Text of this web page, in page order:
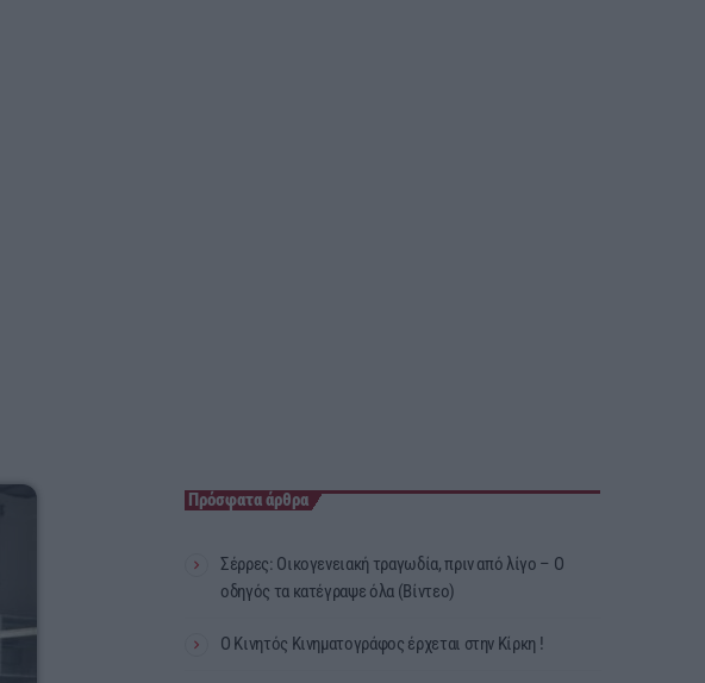
Πρόσφατα άρθρα
Σέρρες: Οικογενειακή τραγωδία, πριν από λίγο – Ο
οδηγός τα κατέγραψε όλα (Βίντεο)
Ο Κινητός Κινηματογράφος έρχεται στην Κίρκη !